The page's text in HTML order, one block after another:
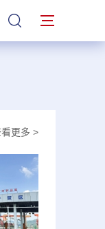
站内搜索
更多 >